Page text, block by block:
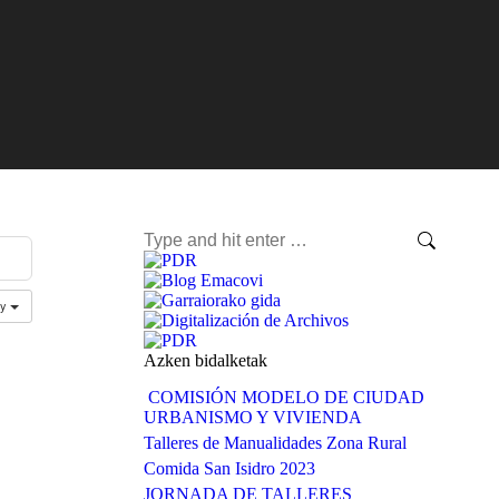
Search:
Azken bidalketak
COMISIÓN MODELO DE CIUDAD
URBANISMO Y VIVIENDA
Talleres de Manualidades Zona Rural
Comida San Isidro 2023
JORNADA DE TALLERES